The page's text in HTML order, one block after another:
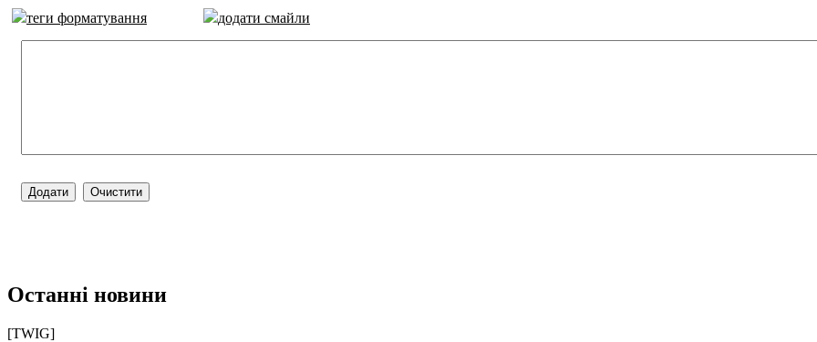
теги форматування додати смайли
Останні новини
[TWIG]